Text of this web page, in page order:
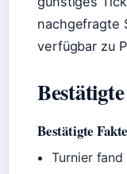
nachgefragte
verfügbar zu
Bestätigte
Turnier